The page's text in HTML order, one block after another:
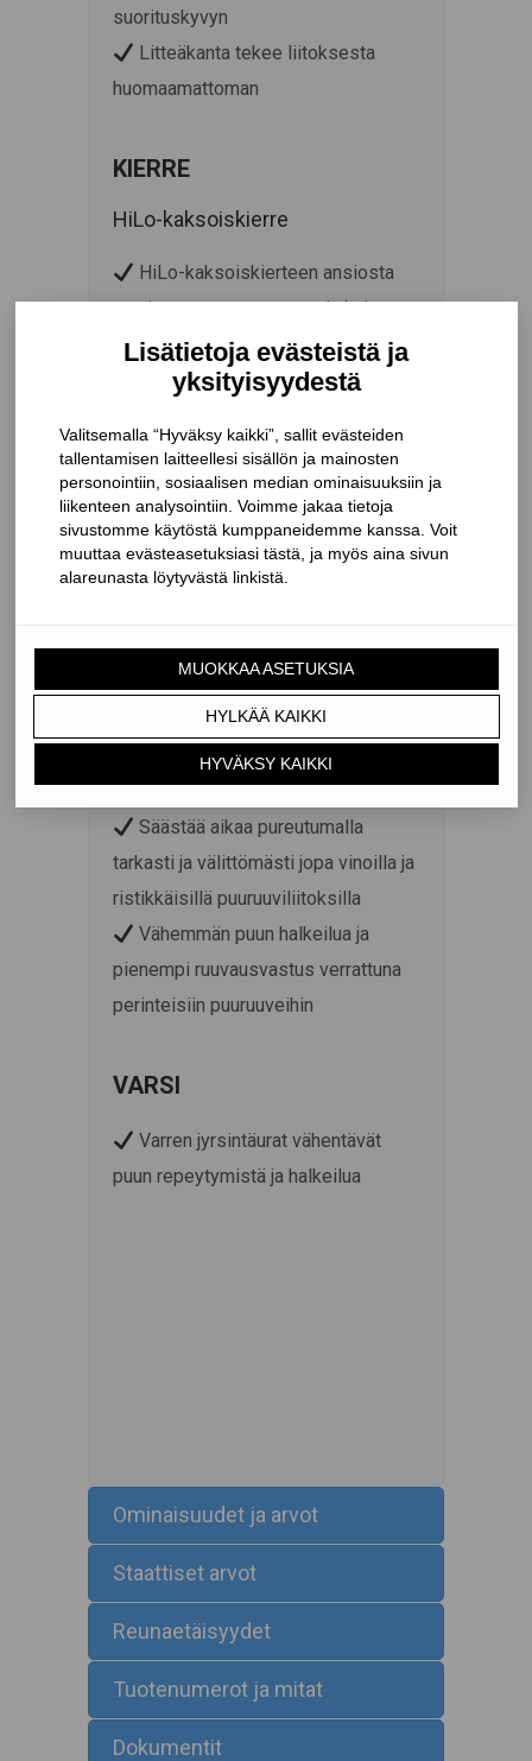
suorituskyvyn
Litteäkanta tekee liitoksesta
huomaamattoman
KIERRE
HiLo-kaksoiskierre
HiLo-kaksoiskierteen ansiosta
ruuvit uppoavat nopeammin kuin
perinteiset yksittäiskierteiset
puuruuvit
takaavat varman pidon myös
vinoissa ja ristikkäisissä
puuruuviliitoksissa
Kierteen aaltomaisen profiilin
leikkaavuus vähentää puun halkeilua
Patentoitu itseporautuva kärki
jyrsinurilla – jopa ilman
esiporausta
Säästää aikaa pureutumalla
tarkasti ja välittömästi jopa vinoilla ja
ristikkäisillä puuruuviliitoksilla
Vähemmän puun halkeilua ja
pienempi ruuvausvastus verrattuna
perinteisiin puuruuveihin
VARSI
Varren jyrsintäurat vähentävät
puun repeytymistä ja halkeilua
Ominaisuudet ja arvot
Staattiset arvot
Reunaetäisyydet
Tuotenumerot ja mitat
Dokumentit